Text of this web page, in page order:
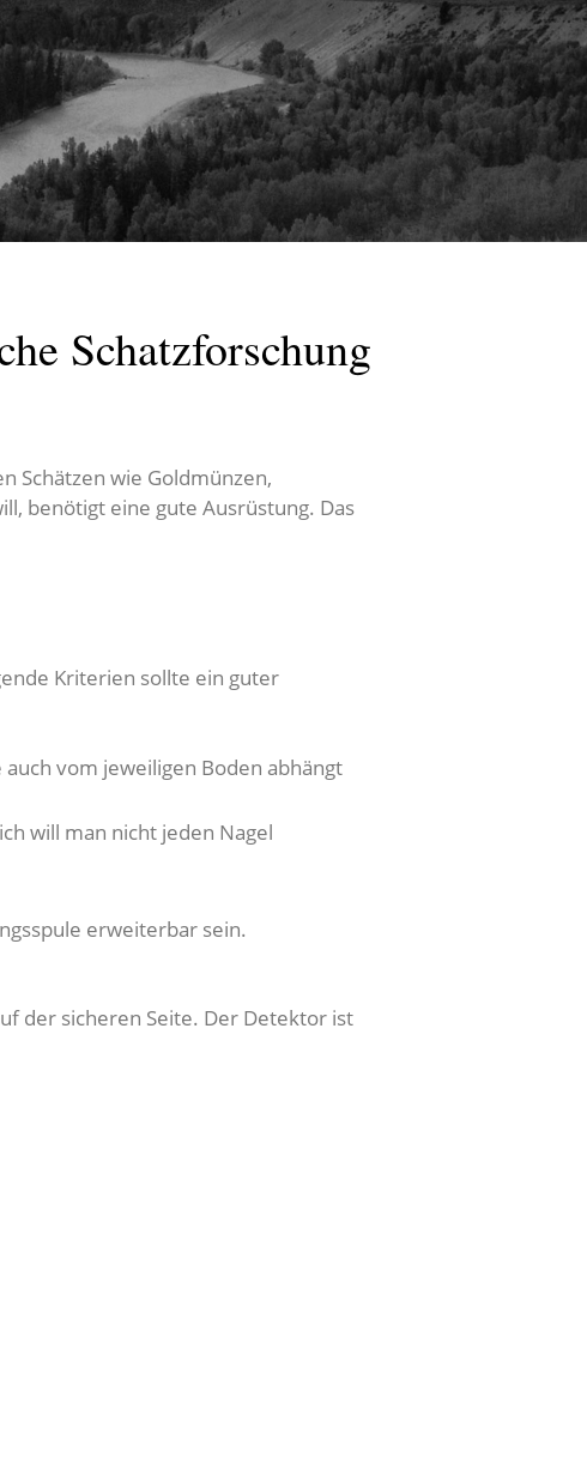
Schatzforschung
Schätzen wie Goldmünzen,
benötigt eine gute Ausrüstung. Das
Kriterien sollte ein guter
vom jeweiligen Boden abhängt
will man nicht jeden Nagel
erweiterbar sein.
der sicheren Seite. Der Detektor ist